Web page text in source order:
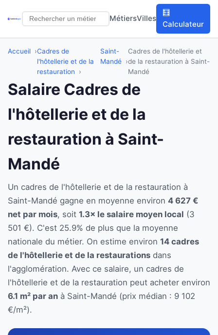
MétiersVilles
🧮
Calculateur
Accueil
Cadres de
l'hôtellerie et de la
restauration
Saint-
Mandé
Cadres de l'hôtellerie et
de la restauration à Saint-
Mandé
Salaire Cadres de
l'hôtellerie et de la
restauration à Saint-
Mandé
Un cadres de l'hôtellerie et de la restauration à
Saint-Mandé gagne en moyenne environ 4 627 €
net par mois, soit 1.3× le salaire moyen local (3
501 €). C'est 25.9% de plus que la moyenne
nationale du métier. On estime environ 14 cadres
de l'hôtellerie et de la restaurations dans
l'agglomération. Avec ce salaire, un cadres de
l'hôtellerie et de la restauration peut acheter environ
6.1 m² par an à Saint-Mandé (prix médian : 9 102
€/m²).